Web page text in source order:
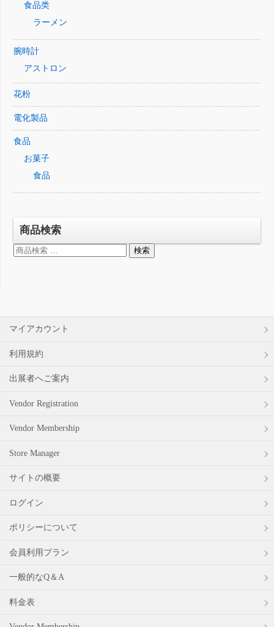
食品类
ラーメン
腕時計
アストロン
花粉
電化製品
食品
お菓子
食品
商品検索
検
検索
マイアカウント
利用規約
出展者へご案内
Vendor Registration
Vendor Membership
Store Manager
サイトの概要
ログイン
ポリシーについて
会員利用プラン
一般的なQ＆A
料金表